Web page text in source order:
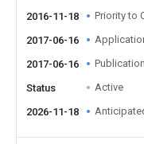
2016-11-18
Priority to
2017-06-16
2017-06-16
Status Active
2026-11-18